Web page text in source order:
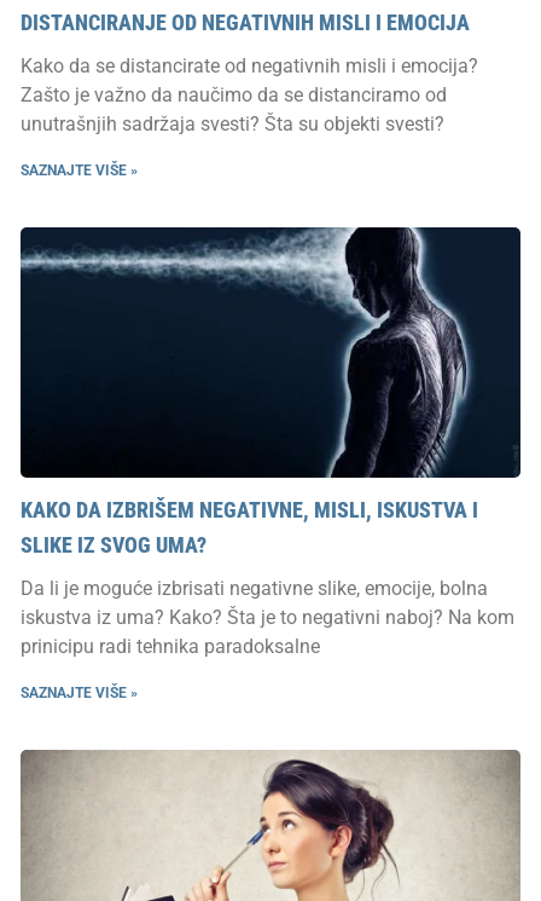
DISTANCIRANJE OD NEGATIVNIH MISLI I EMOCIJA
Kako da se distancirate od negativnih misli i emocija?
Zašto je važno da naučimo da se distanciramo od
unutrašnjih sadržaja svesti? Šta su objekti svesti?
SAZNAJTE VIŠE »
KAKO DA IZBRIŠEM NEGATIVNE, MISLI, ISKUSTVA I
SLIKE IZ SVOG UMA?
Da li je moguće izbrisati negativne slike, emocije, bolna
iskustva iz uma? Kako? Šta je to negativni naboj? Na kom
prinicipu radi tehnika paradoksalne
SAZNAJTE VIŠE »